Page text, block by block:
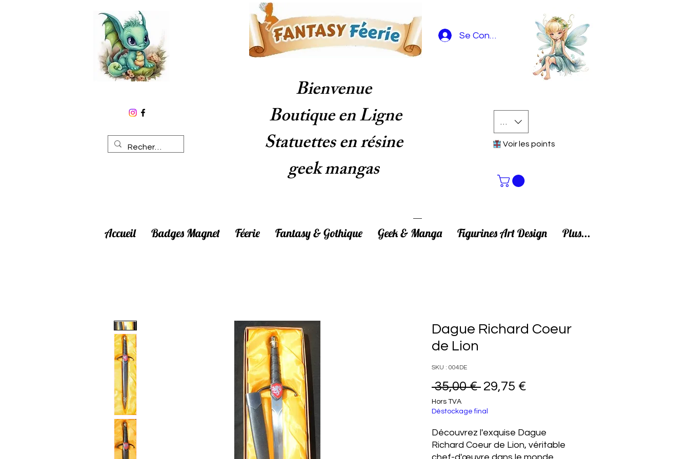
Se Connecter
EUR (€)
Voir les points
Bienvenue
Boutique en Ligne
Statuettes en résine
geek mangas
Accueil Badges Magnet Féerie Fantasy & Gothique Geek & Manga Figurines Art Design Plus...
Dague Richard Coeur
de Lion
SKU : 004DE
35,00 € Prix original
29,75 €
Hors TVA
Déstockage final
Découvrez l'exquise Dague
Richard Coeur de Lion, véritable